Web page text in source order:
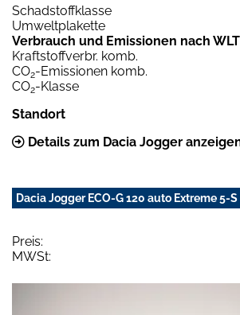
Schadstoffklasse
Umweltplakette
Verbrauch und Emissionen nach
Kraftstoffverbr. komb.
CO2-Emissionen komb.
CO2-Klasse
Standort
Details zum Dacia Jogger
Dacia Jogger ECO-G 120 auto Extreme 5-S
Preis:
MWSt: